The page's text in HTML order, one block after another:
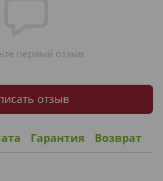
первый отзыв
отзыв
Гарантия Возврат